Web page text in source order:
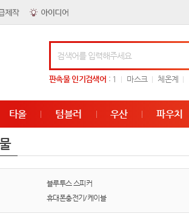
판촉물인기검색어 : 1 마스크 체온계
타올 텀블러 우산 파우치
블루투스 스피커
휴대폰충전기/케이블